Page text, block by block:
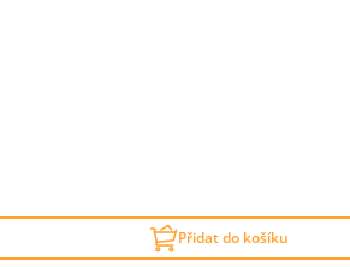
Přidat do košíku